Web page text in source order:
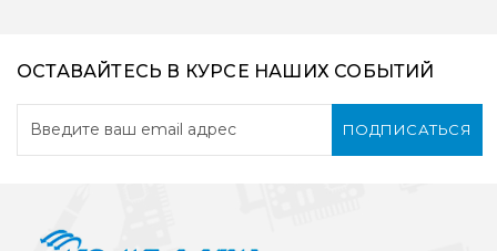
ОСТАВАЙТЕСЬ В КУРСЕ НАШИХ СОБЫТИЙ
ПОДПИСАТЬСЯ